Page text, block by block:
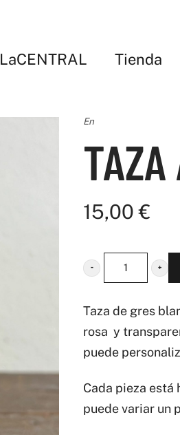
LaCENTRAL Tienda
En
TAZA
15,00€
taza
cantidad
Taza de gres
rosa y
puede
Cada pieza está
puede variar un